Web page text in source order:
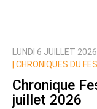
LUNDI 6 JUILLET 2026
CHRONIQUES DU
Chronique
juillet 2026